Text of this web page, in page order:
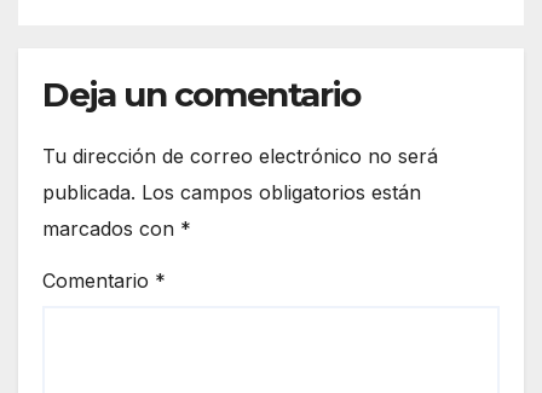
Deja un comentario
Tu dirección de correo electrónico no será
publicada. Los campos obligatorios están
marcados con *
Comentario *